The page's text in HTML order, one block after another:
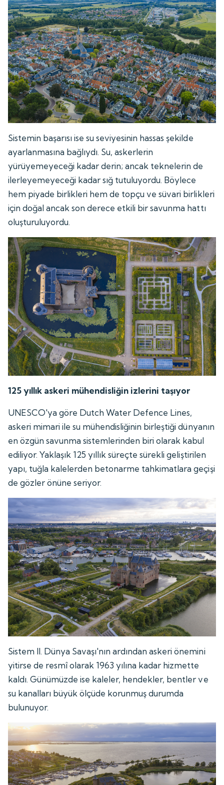
Sistemin başarısı ise su seviyesinin hassas şekilde
ayarlanmasına bağlıydı. Su, askerlerin
yürüyemeyeceği kadar derin; ancak teknelerin de
ilerleyemeyeceği kadar sığ tutuluyordu. Böylece
hem piyade birlikleri hem de topçu ve süvari birlikleri
için doğal ancak son derece etkili bir savunma hattı
oluşturuluyordu.
125 yıllık askeri mühendisliğin izlerini taşıyor
UNESCO'ya göre Dutch Water Defence Lines,
askeri mimari ile su mühendisliğinin birleştiği dünyanın
en özgün savunma sistemlerinden biri olarak kabul
ediliyor. Yaklaşık 125 yıllık süreçte sürekli geliştirilen
yapı, tuğla kalelerden betonarme tahkimatlara geçişi
de gözler önüne seriyor.
Sistem II. Dünya Savaşı'nın ardından askeri önemini
yitirse de resmî olarak 1963 yılına kadar hizmette
kaldı. Günümüzde ise kaleler, hendekler, bentler ve
su kanalları büyük ölçüde korunmuş durumda
bulunuyor.